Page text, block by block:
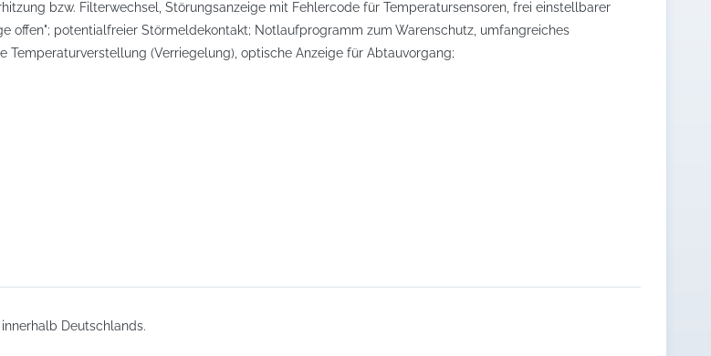
bzw. Filterwechsel, Störungsanzeige mit Fehlercode für Temperatursensoren, frei einstellbarer
offen"; potentialfreier Störmeldekontakt; Notlaufprogramm zum Warenschutz, umfangreiches
(Verriegelung), optische Anzeige für Abtauvorgang;
Deutschlands.